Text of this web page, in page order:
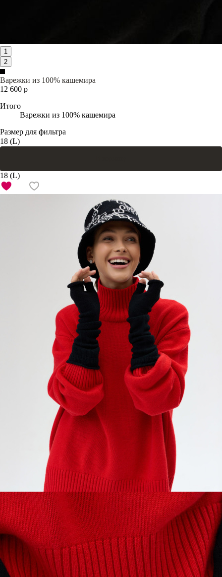
1
2
Варежки из 100% кашемира
12 600 р
Итого
Варежки из 100% кашемира
Размер для фильтра
18 (L)
18 (L)